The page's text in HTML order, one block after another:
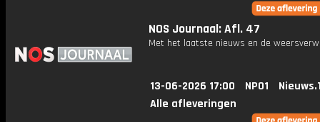
NOS Journaal: Afl. 47
Met het laatste nieuws en de
13-06-2026 17:00 NPO1
Alle afleveringen